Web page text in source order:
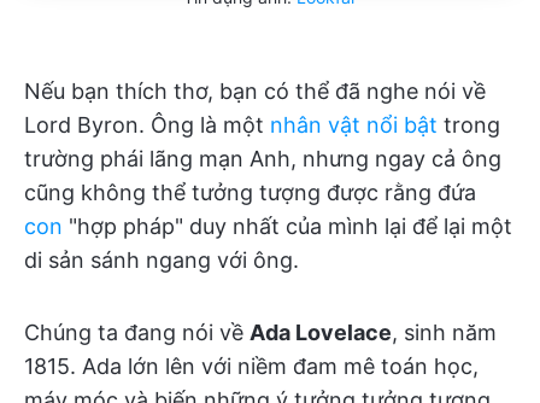
Nếu bạn thích thơ, bạn có thể đã nghe nói về
Lord Byron. Ông là một nhân vật nổi bật trong
trường phái lãng mạn Anh, nhưng ngay cả ông
cũng không thể tưởng tượng được rằng đứa
con "hợp pháp" duy nhất của mình lại để lại một
di sản sánh ngang với ông.
Chúng ta đang nói về Ada Lovelace, sinh năm
1815. Ada lớn lên với niềm đam mê toán học,